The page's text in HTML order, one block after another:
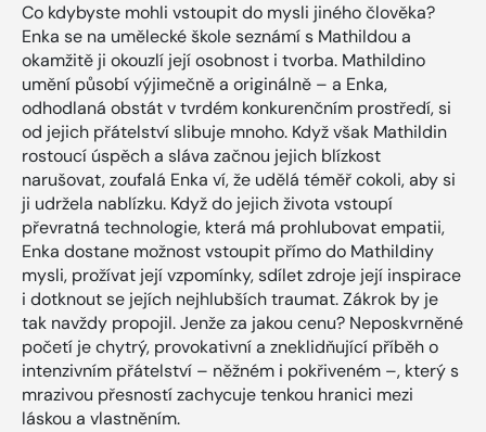
Co kdybyste mohli vstoupit do mysli jiného člověka?
Enka se na umělecké škole seznámí s Mathildou a
okamžitě ji okouzlí její osobnost i tvorba. Mathildino
umění působí výjimečně a originálně – a Enka,
odhodlaná obstát v tvrdém konkurenčním prostředí, si
od jejich přátelství slibuje mnoho. Když však Mathildin
rostoucí úspěch a sláva začnou jejich blízkost
narušovat, zoufalá Enka ví, že udělá téměř cokoli, aby si
ji udržela nablízku. Když do jejich života vstoupí
převratná technologie, která má prohlubovat empatii,
Enka dostane možnost vstoupit přímo do Mathildiny
mysli, prožívat její vzpomínky, sdílet zdroje její inspirace
i dotknout se jejích nejhlubších traumat. Zákrok by je
tak navždy propojil. Jenže za jakou cenu? Neposkvrněné
početí je chytrý, provokativní a zneklidňující příběh o
intenzivním přátelství – něžném i pokřiveném –, který s
mrazivou přesností zachycuje tenkou hranici mezi
láskou a vlastněním.